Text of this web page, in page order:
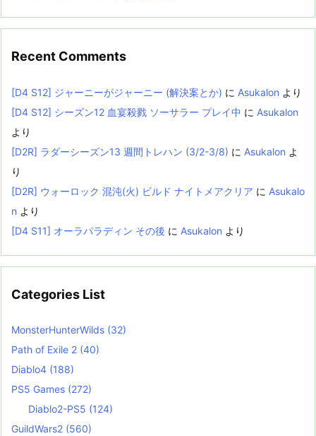
Recent Comments
[D4 S12] ジャーニーがジャーニー (解決案とか) に Asukalon より
[D4 S12] シーズン12 血宴殺戮 ソーサラー プレイ中 に Asukalon
より
[D2R] ラダーシーズン13 週間トレハン (3/2-3/8) に Asukalon よ
り
[D2R] ウォーロック 混沌(火) ビルド ナイトメアクリア に Asukalo
n より
[D4 S11] オーラパラディン その後 に Asukalon より
Categories List
MonsterHunterWilds (32)
Path of Exile 2 (40)
Diablo4 (188)
PS5 Games (272)
Diablo2-PS5 (124)
GuildWars2 (560)